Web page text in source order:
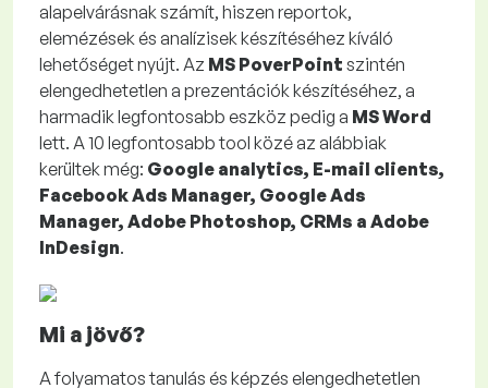
alapelvárásnak számít, hiszen reportok,
elemézések és analízisek készítéséhez kíváló
lehetőséget nyújt. Az MS PoverPoint szintén
elengedhetetlen a prezentációk készítéséhez, a
harmadik legfontosabb eszköz pedig a MS Word
lett. A 10 legfontosabbtool közé az alábbiak
kerültek még: Google analytics, E-mail clients,
Facebook Ads Manager, Google Ads
Manager, Adobe Photoshop, CRMs a Adobe
InDesign.
Mi a jövő?
A folyamatos tanulás és képzés elengedhetetlen